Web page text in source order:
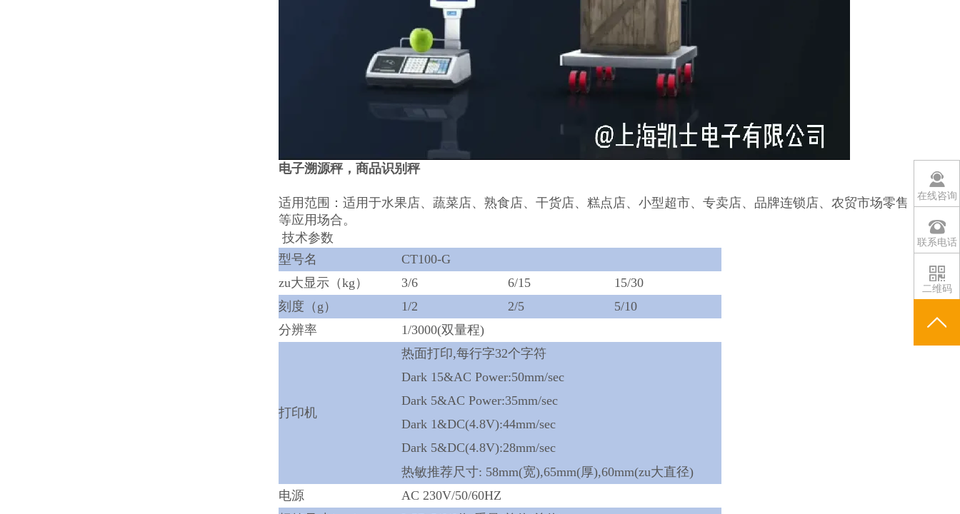
电子溯源秤，商品识别秤
适用范围：适用于水果店、蔬菜店、熟食店、干货店、糕点店、小型超市、专卖店、品牌连锁店、农贸市场零售
等应用场合。
技术参数
型号名
CT100-G
zu大显示（kg）
3/6 6/15
15/30
刻度（g）
1/2 2/5
5/10
分辨率
1/3000(双量程)
打印机
热面打印,每行字32个字符
Dark 15&AC Power:50mm/sec
Dark 5&AC Power:35mm/sec
Dark 1&DC(4.8V):44mm/sec
Dark 5&DC(4.8V):28mm/sec
热敏推荐尺寸: 58mm(宽),65mm(厚),60mm(zu大直径)
电源
AC 230V/50/60HZ
在线咨询
联系电话
二维码